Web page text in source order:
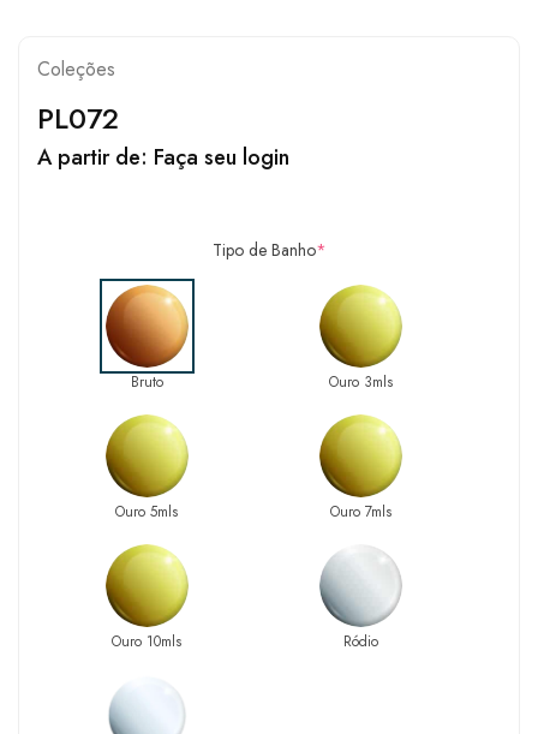
Coleções
PL072
A partir de: Faça seu login
Tipo de Banho*
Bruto Ouro 3mls
Ouro 5mls Ouro 7mls
Ouro 10mls Ródio